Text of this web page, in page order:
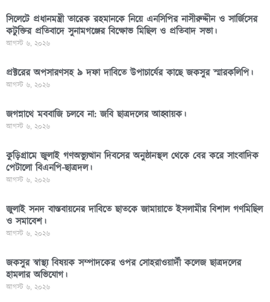
সিলেটে প্রধানমন্ত্রী তারেক রহমানকে নিয়ে এনসিপির নাসীরুদ্দীন ও সার্জিসের
কটুক্তির প্রতিবাদে সুনামগঞ্জের বিক্ষোভ মিছিল ও প্রতিবাদ সভা।
আগস্ট ৬, ২০২৬
প্রক্টরের অপসারণসহ ৯ দফা দাবিতে উপাচার্যের কাছে জকসুর স্মারকলিপি।
আগস্ট ৬, ২০২৬
জগন্নাথে মববাজি চলবে না: জবি ছাত্রদলের আহ্বায়ক।
আগস্ট ৬, ২০২৬
কুড়িগ্রামে জুলাই গণঅভ্যুত্থান দিবসের অনুষ্ঠানস্থল থেকে বের করে সাংবাদিক
পেটালো বিএনপি-ছাত্রদল।
আগস্ট ৬, ২০২৬
জুলাই সনদ বাস্তবায়নের দাবিতে ছাতকে জামায়াতে ইসলামীর বিশাল গণমিছিল
ও সমাবেশ।
আগস্ট ৬, ২০২৬
জকসুর স্বাস্থ্য বিষয়ক সম্পাদকের ওপর সোহরাওয়ার্দী কলেজ ছাত্রদলের
হামলার অভিযোগ।
আগস্ট ৬, ২০২৬